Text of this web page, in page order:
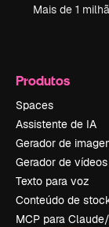
Mais de 1
Produtos
Spaces
Assistente de IA
Gerador de
Gerador de vídeos
Texto para voz
Conteúdo de
MCP para